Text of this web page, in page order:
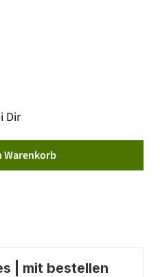
Dir
Warenkorb
| mit bestellen